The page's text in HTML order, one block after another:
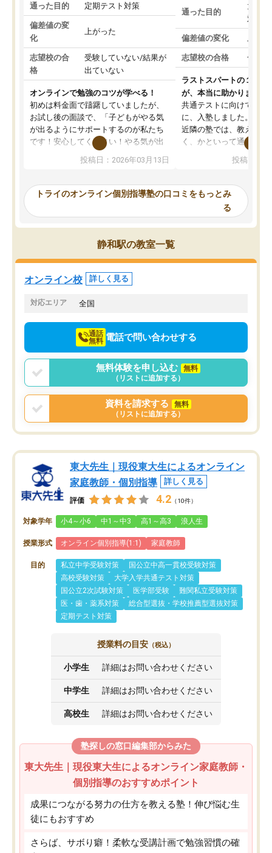
通った目的 定期テスト対策
偏差値の変
化
上がった
志望校の合
格
受験していない/結果が
出ていない
オンラインで勉強のコツが学べる！
初めは料金面で躊躇していましたが、
お試し後の面談で、「子どもがやる気
が出るようにサポートするのが私たち
です！安心してください！やる気が出
ないのは私たち講師の責任です」と言
ってくださり、確かに！と考えて、思
ったんですが、学生の先生から学ぶこ
み、徐々に成績が上がったらいいなと
思っていました。何が今足りないのか
を的確に指導いただき、子どももびっ
くりするほど楽しんでやる気を持って
塾を受けています。狙い通り、少しず
つ成績も上がり、苦手意識も無くなっ
てきたので、さらに苦手な数学も追加
でお願いしました。来年の高校受験に
投稿日：2026年03月13日
通った目的
大学
対策
偏差値の変化
志望校の合格 合格
ラストスパートの１か月
が、本当に助かりました
共通テストに向けての追
に、入塾しました。田舎
近隣の塾では、教えても
く、かといって通うには
可能なので本当に助か
らないところをピンポイ
頂いて、とてもわかり
していました。一生を
スト、多少お金がかかっ
投稿日：
トライのオンライン個別指導塾の口コミをもっとみ
る
静和駅の教室一覧
オンライン校 詳しく見る
対応エリア 全国
通話
無料 電話で問い合わせする
無料体験を申し込む
無料
（リストに追加する）
資料を請求する
無料
（リストに追加する）
東大先生｜現役東大生によるオンライン
家庭教師・個別指導
詳しく見る
評価 4.2 （10件）
対象学年 小4～小6 中1～中3 高1～高3 浪人生
授業形式 オンライン個別指導(1:1) 家庭教師
目的 私立中学受験対策
国公立中高一貫校受験対策
高校受験対策
大学入学共通テスト対策
国公立2次試験対策
医学部受験
難関私立受験対策
医・歯・薬系対策
総合型選抜・学校推薦型選抜対策
定期テスト対策
授業料の目安 （税込）
小学生 詳細はお問い合わせください
中学生 詳細はお問い合わせください
高校生 詳細はお問い合わせください
塾探しの窓口編集部からみた
東大先生｜現役東大生によるオンライン家庭教師・
個別指導のおすすめポイント
成果につながる努力の仕方を教える塾！伸び悩む生
徒にもおすすめ
さらば、サボり癖！柔軟な受講計画で勉強習慣の確